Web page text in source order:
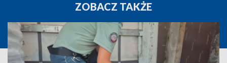
ZOBACZ TAKŻE